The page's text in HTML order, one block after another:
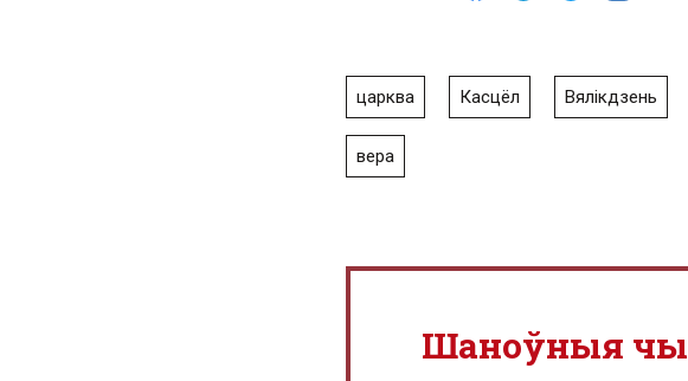
царква Касцёл Вялікдзень
вера
Шаноўныя